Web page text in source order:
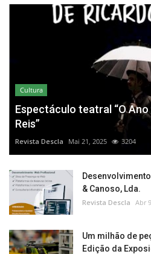
Cultura
Espectáculo teatral “O
Reis”
Revista Descla Mai 21, 2025 3204
& Canoso, Lda.
Revista Descla Abr
Um milhão de
Edição da